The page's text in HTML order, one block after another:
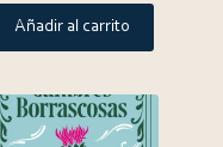
Añadir al carrito